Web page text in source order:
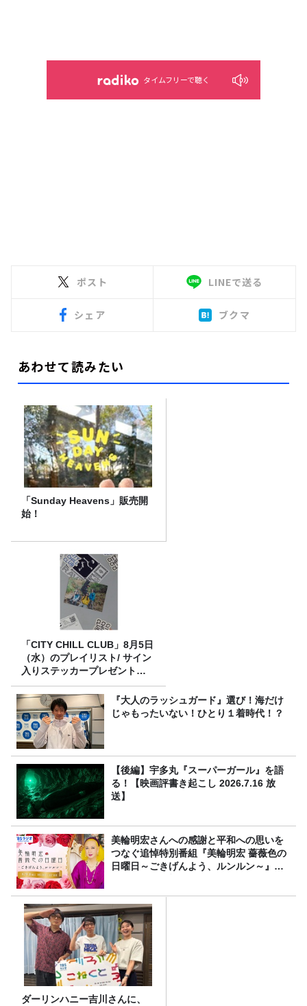
タイムフリーで聴く
ポスト LINEで送る
シェア ブクマ
あわせて読みたい
「Sunday Heavens」販売開
始！
「CITY CHILL CLUB」8月5日
（水）のプレイリスト/ サイン
入りステッカープレゼント有
り
『大人のラッシュガード』選び！海だけ
じゃもったいない！ひとり１着時代！？
【後編】宇多丸『スーパーガール』を語
る！【映画評書き起こし 2026.7.16 放
送】
美輪明宏さんへの感謝と平和への思いを
つなぐ追悼特別番組『美輪明宏 薔薇色の
日曜日～ごきげんよう、ルンルン～』
ダーリンハニー吉川さんに、